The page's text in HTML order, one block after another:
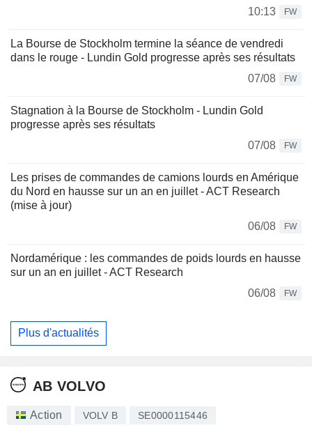
10:13
FW
La Bourse de Stockholm termine la séance de vendredi
dans le rouge - Lundin Gold progresse après ses résultats
07/08
FW
Stagnation à la Bourse de Stockholm - Lundin Gold
progresse après ses résultats
07/08
FW
Les prises de commandes de camions lourds en Amérique
du Nord en hausse sur un an en juillet - ACT Research
(mise à jour)
06/08
FW
Nordamérique : les commandes de poids lourds en hausse
sur un an en juillet - ACT Research
06/08
FW
Plus d'actualités
AB VOLVO
Action VOLV B SE0000115446